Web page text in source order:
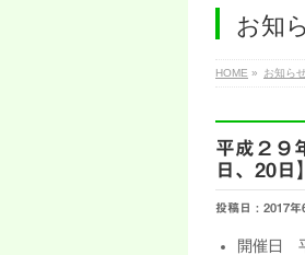
お知
HOME » お知ら
平成２９
日、20日】
投稿日 : 2017年
開催日